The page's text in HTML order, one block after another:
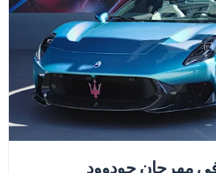
في مهرجان جودوود